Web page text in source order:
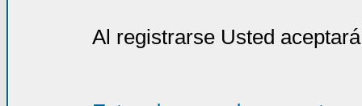
Al registrarse Usted